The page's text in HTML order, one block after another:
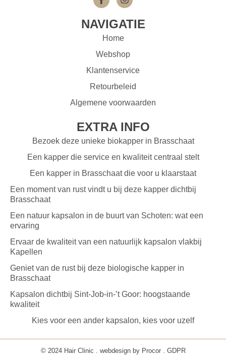
NAVIGATIE
Home
Webshop
Klantenservice
Retourbeleid
Algemene voorwaarden
EXTRA INFO
Bezoek deze unieke biokapper in Brasschaat
Een kapper die service en kwaliteit centraal stelt
Een kapper in Brasschaat die voor u klaarstaat
Een moment van rust vindt u bij deze kapper dichtbij
Brasschaat
Een natuur kapsalon in de buurt van Schoten: wat een
ervaring
Ervaar de kwaliteit van een natuurlijk kapsalon vlakbij
Kapellen
Geniet van de rust bij deze biologische kapper in
Brasschaat
Kapsalon dichtbij Sint-Job-in-’t Goor: hoogstaande
kwaliteit
Kies voor een ander kapsalon, kies voor uzelf
© 2024 Hair Clinic . webdesign by Procor. GDPR